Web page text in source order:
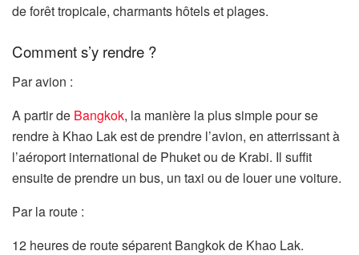
de forêt tropicale, charmants hôtels et plages.
Comment s’y rendre ?
Par avion :
A partir de Bangkok, la manière la plus simple pour se
rendre à Khao Lak est de prendre l’avion, en atterrissant à
l’aéroport international de Phuket ou de Krabi. Il suffit
ensuite de prendre un bus, un taxi ou de louer une voiture.
Par la route :
12 heures de route séparent Bangkok de Khao Lak.